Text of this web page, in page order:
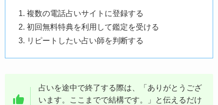
複数の電話占いサイトに登録する
初回無料特典を利用して鑑定を受ける
リピートしたい占い師を判断する
占いを途中で終了する際は、「ありがとうござ
います。ここまでで結構です。」と伝えるだけ